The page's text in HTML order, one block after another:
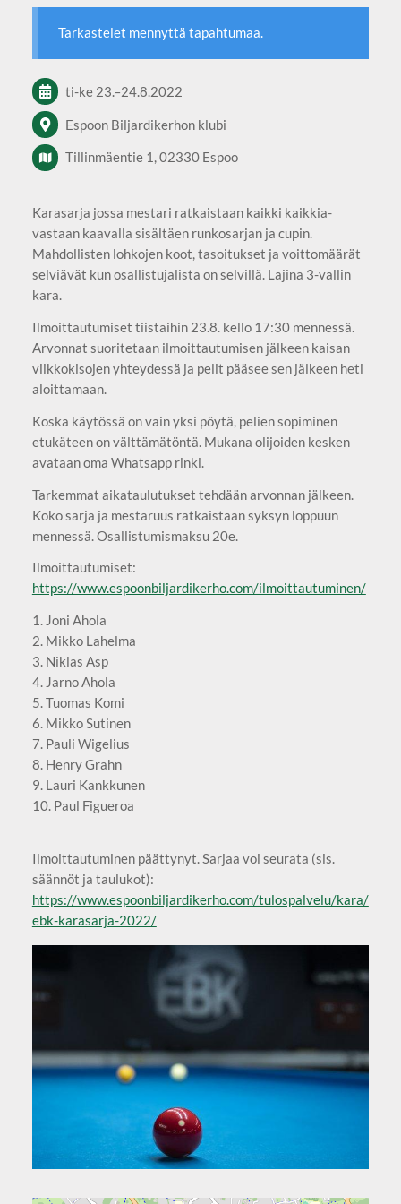
Tarkastelet mennyttä tapahtumaa.
ti-ke 23.–24.8.2022
Espoon Biljardikerhon klubi
Tillinmäentie 1, 02330 Espoo
Karasarja jossa mestari ratkaistaan kaikki kaikkia-
vastaan kaavalla sisältäen runkosarjan ja cupin.
Mahdollisten lohkojen koot, tasoitukset ja voittomäärät
selviävät kun osallistujalista on selvillä. Lajina 3-vallin
kara.
Ilmoittautumiset tiistaihin 23.8. kello 17:30 mennessä.
Arvonnat suoritetaan ilmoittautumisen jälkeen kaisan
viikkokisojen yhteydessä ja pelit pääsee sen jälkeen heti
aloittamaan.
Koska käytössä on vain yksi pöytä, pelien sopiminen
etukäteen on välttämätöntä. Mukana olijoiden kesken
avataan oma Whatsapp rinki.
Tarkemmat aikataulutukset tehdään arvonnan jälkeen.
Koko sarja ja mestaruus ratkaistaan syksyn loppuun
mennessä. Osallistumismaksu 20e.
Ilmoittautumiset:
https://www.espoonbiljardikerho.com/ilmoittautuminen/
1. Joni Ahola
2. Mikko Lahelma
3. Niklas Asp
4. Jarno Ahola
5. Tuomas Komi
6. Mikko Sutinen
7. Pauli Wigelius
8. Henry Grahn
9. Lauri Kankkunen
10. Paul Figueroa
Ilmoittautuminen päättynyt. Sarjaa voi seurata (sis.
säännöt ja taulukot):
https://www.espoonbiljardikerho.com/tulospalvelu/kara/
ebk-karasarja-2022/